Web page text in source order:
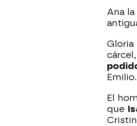
Ana
Gloria
Emilio.
El
que